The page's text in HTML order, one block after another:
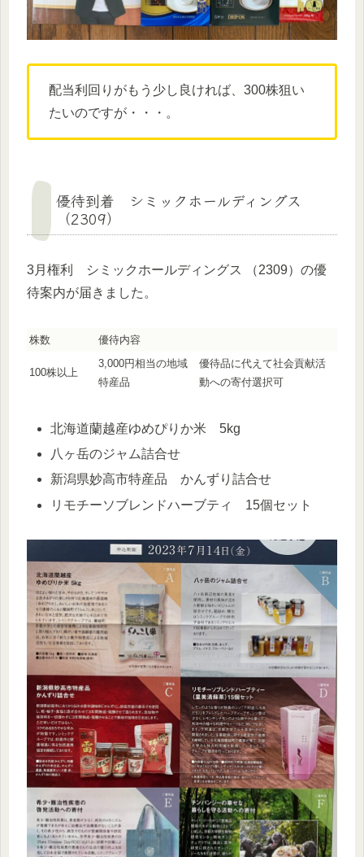
配当利回りがもう少し良ければ、300株狙い
たいのですが・・・。
優待到着 シミックホールディングス
（2309）
3月権利 シミックホールディングス （2309）の優
待案内が届きました。
株数 優待内容
100株以上
3,000円相当の地域
特産品
優待品に代えて社会貢献活
動への寄付選択可
北海道蘭越産ゆめぴりか米 5kg
八ヶ岳のジャム詰合せ
新潟県妙高市特産品 かんずり詰合せ
リモチーソブレンドハーブティ 15個セット